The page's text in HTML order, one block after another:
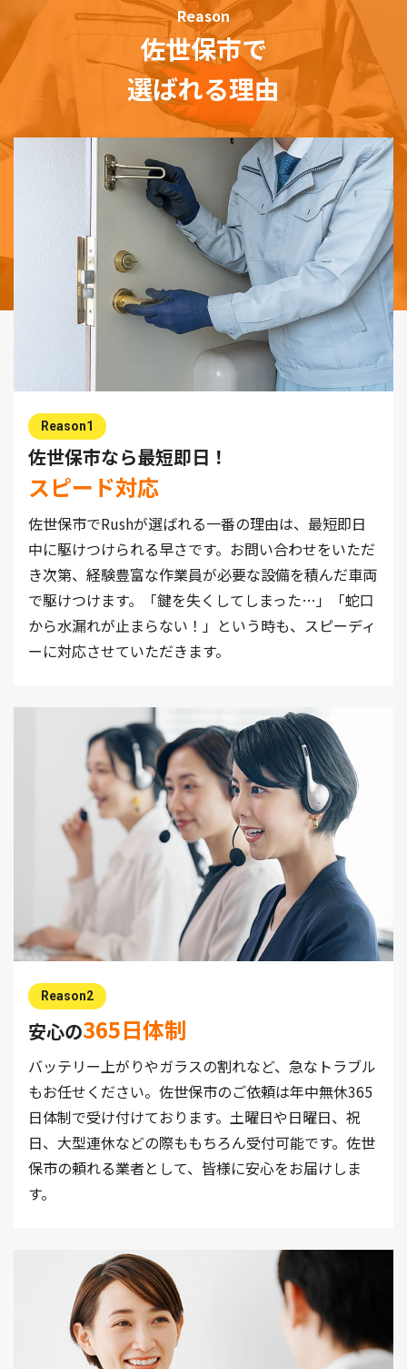
Reason
佐世保市で
選ばれる理由
Reason1
佐世保市なら最短即日！
スピード対応
佐世保市でRushが選ばれる一番の理由は、最短即日
中に駆けつけられる早さです。お問い合わせをいただ
き次第、経験豊富な作業員が必要な設備を積んだ車両
で駆けつけます。「鍵を失くしてしまった…」「蛇口
から水漏れが止まらない！」という時も、スピーディ
ーに対応させていただきます。
Reason2
安心の365日体制
バッテリー上がりやガラスの割れなど、急なトラブル
もお任せください。佐世保市のご依頼は年中無休365
日体制で受け付けております。土曜日や日曜日、祝
日、大型連休などの際ももちろん受付可能です。佐世
保市の頼れる業者として、皆様に安心をお届けしま
す。